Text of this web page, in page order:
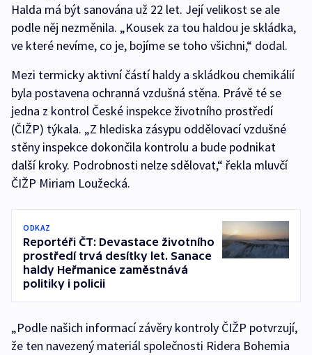
Halda má být sanována už 22 let. Její velikost se ale
podle něj nezměnila. „Kousek za tou haldou je skládka,
ve které nevíme, co je, bojíme se toho všichni,“ dodal.
Mezi termicky aktivní částí haldy a skládkou chemikálií
byla postavena ochranná vzdušná stěna. Právě té se
jedna z kontrol České inspekce životního prostředí
(ČIŽP) týkala. „Z hlediska zásypu oddělovací vzdušné
stěny inspekce dokončila kontrolu a bude podnikat
další kroky. Podrobnosti nelze sdělovat,“ řekla mluvčí
ČIŽP Miriam Loužecká.
ODKAZ
Reportéři ČT: Devastace životního
prostředí trvá desítky let. Sanace
haldy Heřmanice zaměstnává
politiky i policii
„Podle našich informací závěry kontroly ČIŽP potvrzují,
že ten navezený materiál společnosti Ridera Bohemia